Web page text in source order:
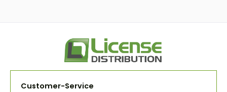
Customer-Service